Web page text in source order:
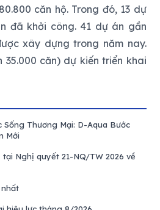
căn hộ. Trong đó, 13 dự
đã khởi công. 41 dự án gần
xây dựng trong năm nay.
35.000 căn) dự kiến triển khai
Sống Thương Mại: D-Aqua Bước
Mới
Nghị quyết 21-NQ/TW 2026 về
nhất